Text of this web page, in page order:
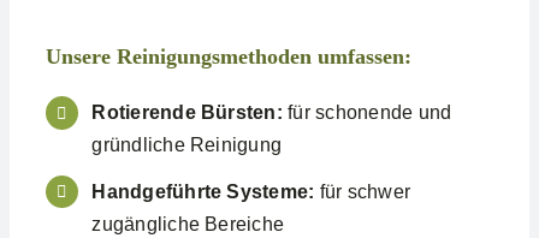
Unsere Reinigungsmethoden umfassen:
Rotierende Bürsten: für schonende und
gründliche Reinigung
Handgeführte Systeme: für schwer
zugängliche Bereiche